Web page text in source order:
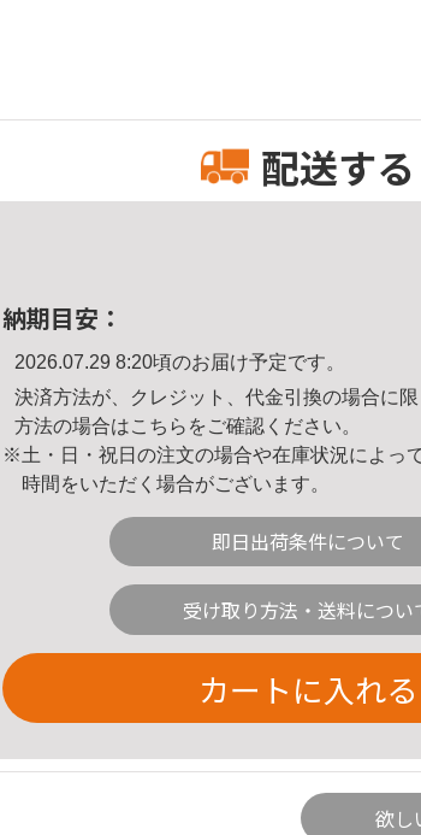
配送する
納期目安：
2026.07.29 8:20頃のお届け予定です。
決済方法が、クレジット、代金引換の場合に
方法の場合はこちら をご確認ください。
※土・日・祝日の注文の場合や在庫状況によっ
時間をいただく場合がございます。
即日出荷条件について
受け取り方法・送料につい
カートに入れる
欲し